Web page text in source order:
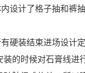
计了格子抽和裤
装结束进场设计
的时候对石膏线进